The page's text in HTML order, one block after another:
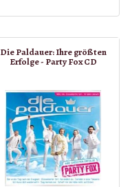
Die Paldauer: Ihre größten
Erfolge - Party Fox CD